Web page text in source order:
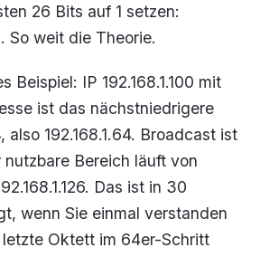
26 Bits auf 1 setzen:
So weit die Theorie.
Beispiel: IP 192.168.1.100 mit
ist das nächstniedrigere
192.168.1.64. Broadcast ist
nutzbare Bereich läuft von
Das ist in 30
wenn Sie einmal verstanden
Oktett im 64er-Schritt